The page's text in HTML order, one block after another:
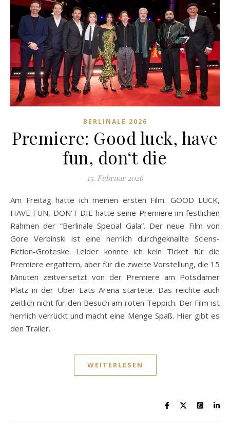
BERLINALE 2026
Premiere: Good luck, have
fun, don‘t die
15. Februar 2026
Am Freitag hatte ich meinen ersten Film. GOOD LUCK,
HAVE FUN, DON’T DIE hatte seine Premiere im festlichen
Rahmen der “Berlinale Special Gala”. Der neue Film von
Gore Verbinski ist eine herrlich durchgeknallte Sciens-
Fiction-Groteske. Leider konnte ich kein Ticket für die
Premiere ergattern, aber für die zweite Vorstellung, die 15
Minuten zeitversetzt von der Premiere am Potsdamer
Platz in der Uber Eats Arena startete. Das reichte auch
zeitlich nicht für den Besuch am roten Teppich. Der Film ist
herrlich verrückt und macht eine Menge Spaß. Hier gibt es
den Trailer.
WEITERLESEN